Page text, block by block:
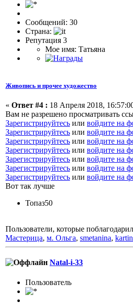
Сообщений: 30
Страна:
Репутация 3
Мое имя: Татьяна
Живопись и прочее художество
« Ответ #4 : 18 Апреля 2018,
Вам не разрешено просматривать
Зарегистрируйтесь или войдите на
Зарегистрируйтесь или войдите на
Зарегистрируйтесь или войдите на
Зарегистрируйтесь или войдите на
Зарегистрируйтесь или войдите на
Зарегистрируйтесь или войдите на
Зарегистрируйтесь или войдите на
Вот так лучше
Топаз50
Пользователи, которые
Мастерица, м. Ольга, smetanina,
Natal-i-33
Пользовaтeль